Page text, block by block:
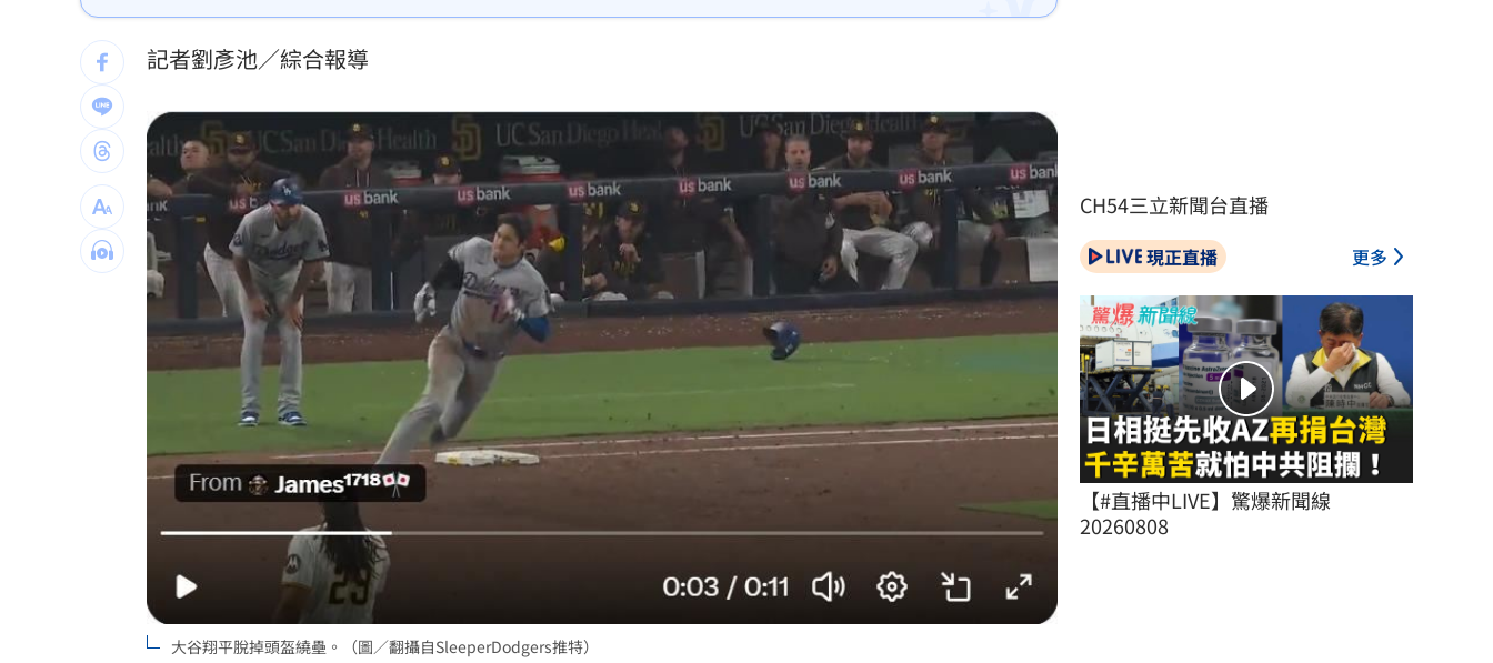
台灣彩券開獎直播中 20:31
LIVE三立+24小時直播 15:27
三立iNEWS新聞台線上直播 18:00
商場戰國來臨 台中「頂奢大道」逐漸成形 12:00
台彩父親節推新刮刮樂千萬頭獎超「爸」氣 12:00
「拍片人的多重宇宙」職涯論壇9/12登場！ 10:30
8國球員齊聚高雄 Formosa 7s掀足球熱潮
理想混蛋號召粉絲跨海追星吃美食！ 18:15
記者劉彥池／綜合報導
大谷翔平脫掉頭盔繞壘。（圖／翻攝自SleeperDodgers推特）
CH54三立新聞台直播
現正直播 更多
【#直播中LIVE】驚爆新聞線
20260808